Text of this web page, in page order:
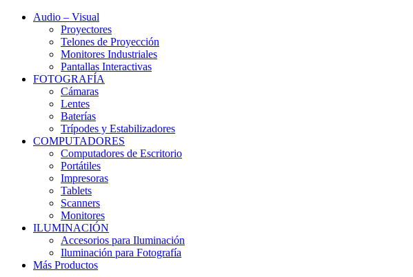
Audio – Visual
Proyectores
Telones de Proyección
Monitores Industriales
Pantallas Interactivas
FOTOGRAFÍA
Cámaras
Lentes
Baterías
Trípodes y Estabilizadores
COMPUTADORES
Computadores de Escritorio
Portátiles
Impresoras
Tablets
Scanners
Monitores
ILUMINACIÓN
Accesorios para Iluminación
Iluminación para Fotografía
Más Productos